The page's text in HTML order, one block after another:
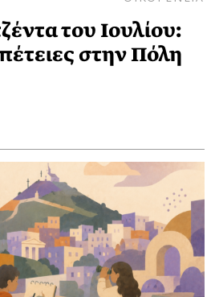
του Ιουλίου:
στην Πόλη